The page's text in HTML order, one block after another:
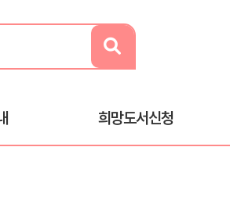
희망도서신청